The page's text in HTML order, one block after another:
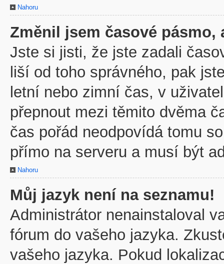
Nahoru
Změnil jsem časové pásmo,
Jste si jisti, že jste zadali
liší od toho správného, pak
letní nebo zimní čas, v
přepnout mezi těmito dvěma
čas pořád neodpovídá tomu
přímo na serveru a musí být
Nahoru
Můj jazyk není na seznamu!
Administrátor nenainstaloval
fórum do vašeho jazyka.
vašeho jazyka. Pokud